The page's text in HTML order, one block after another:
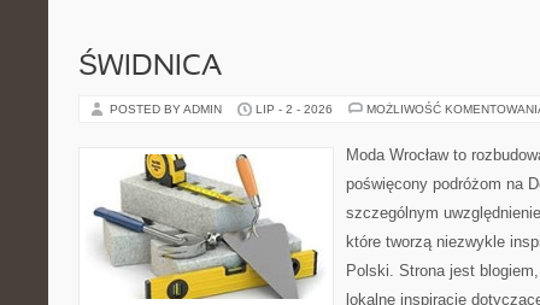
ŚWIDNICA
POSTED BY ADMIN LIP - 2 - 2026 MOŻLIWOŚĆ
Moda Wrocław to
poświęcony podróżom na
szczególnym
które tworzą niezwykle
Polski. Strona jest
lokalne inspiracje